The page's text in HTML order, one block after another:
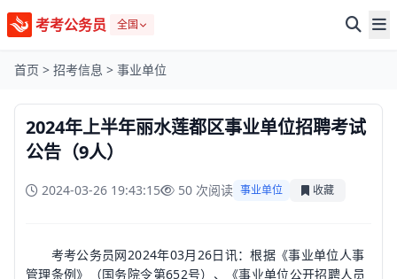
考考公务员 全国
首页 > 招考信息 > 事业单位
2024年上半年丽水莲都区事业单位招聘考试
公告（9人）
2024-03-26 19:43:15 50 次阅读 事业单位 收藏
考考公务员网2024年03月26日讯：根据《事业单位人事
管理条例》（国务院令第652号）、《事业单位公开招聘人员